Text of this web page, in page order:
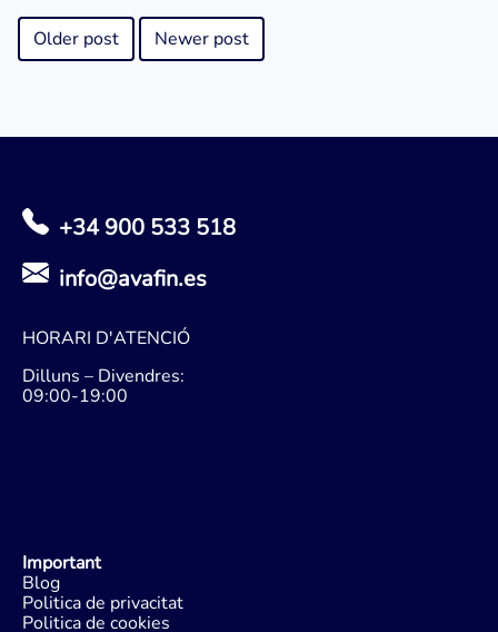
Older post Newer post
+34 900 533 518
info@avafin.es
HORARI D'ATENCIÓ
Dilluns – Divendres:
09:00-19:00
Important
Blog
Politica de privacitat
Politica de cookies